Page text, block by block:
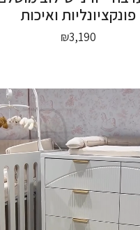
פונקציונליות ואיכות
₪3,190